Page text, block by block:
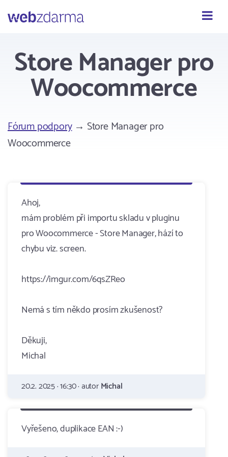
Webzdarma
Store Manager pro
Woocommerce
Fórum podpory→ Store Manager pro
Woocommerce
Ahoj,
mám problém při importu skladu v pluginu
pro Woocommerce - Store Manager, hází to
chybu viz. screen.
https://imgur.com/6qsZReo
Nemá s tím někdo prosím zkušenost?
Děkuji,
Michal
20.2. 2025 · 16:30 · autorMichal
Vyřešeno, duplikace EAN :-)